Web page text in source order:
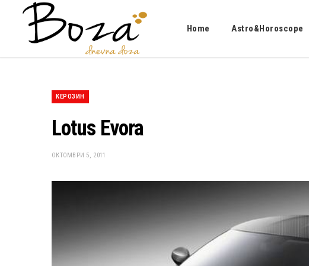
Home Astro&Horoscope
КЕРОЗИН
Lotus Evora
ОКТОМВРИ 5, 2011